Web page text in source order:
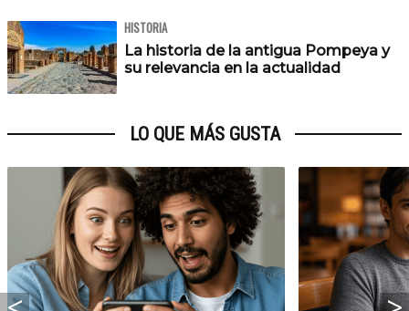
HISTORIA
La historia de la antigua Pompeya y
su relevancia en la actualidad
LO QUE MÁS GUSTA